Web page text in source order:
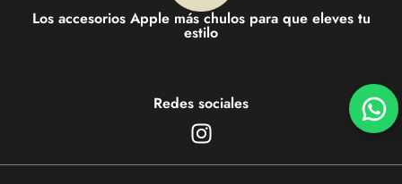
Los accesorios Apple más chulos para que eleves tu
estilo
Redes sociales